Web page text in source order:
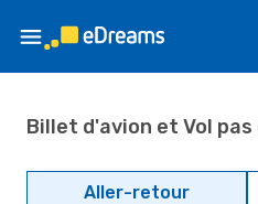
Billet d'avion et Vol pas
Aller-retour